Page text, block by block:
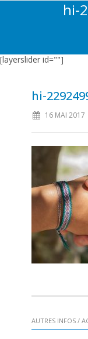
hi-
[layerslider id=""]
hi-
16 MAI 2017
AUTRES INFOS /